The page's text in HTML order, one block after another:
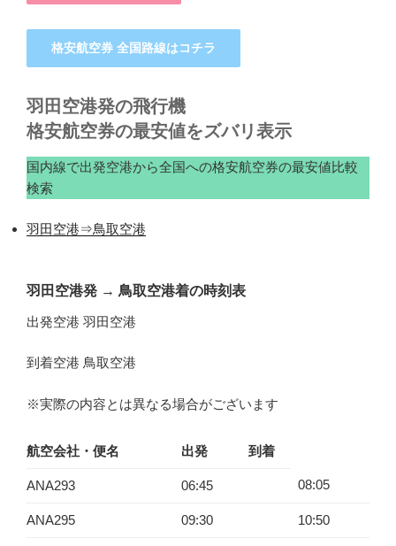
格安航空券 全国路線はコチラ
羽田空港発の飛行機
格安航空券の最安値をズバリ表示
国内線で出発空港から全国への格安航空券の最安値比較
検索
羽田空港⇒鳥取空港
羽田空港発 → 鳥取空港着の時刻表
出発空港 羽田空港
到着空港 鳥取空港
※実際の内容とは異なる場合がございます
航空会社・便名 出発 到着
ANA293 06:45 08:05
ANA295 09:30 10:50